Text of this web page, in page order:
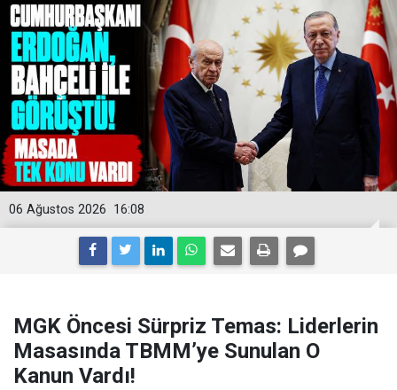
16:08
06 Ağustos 2026
MGK Öncesi Sürpriz Temas: Liderlerin
Masasında TBMM’ye Sunulan O
Kanun Vardı!